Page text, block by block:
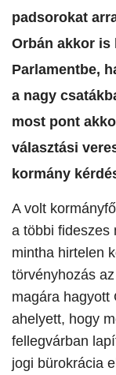
padsorokat
Orbán akkor is
Parlamentbe,
a nagy
most pont
választási
kormány
A volt
a többi fideszes
mintha hirtelen
törvényhozás
magára hagyott
ahelyett, hogy
fellegvárban
jogi bürokrácia